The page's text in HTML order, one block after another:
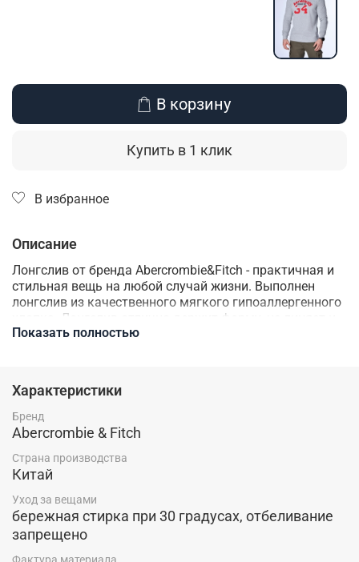
В корзину
Купить в 1 клик
В избранное
Описание
Лонгслив от бренда Abercrombie&Fitch - практичная и
стильная вещь на любой случай жизни. Выполнен
лонгслив из качественного мягкого гипоаллергенного
хлопка. Лонгслив отлично держит форму, не линяет и
не садится после многочисленных стирок. Материал
делает комфортным носку в любое время года.
Данная модель прекрасно подойдет для различных
образов в любом стиле. Стандартный крой посадки,
круглый вырез горловины и длинные рукава - это
прекрасно впишется в любой ваш повседневный
образ. Лонгслив можно надеть в качестве
самостоятельной вещи, либо в качестве нижнего слоя
для создания многослойного образа. Легко сочетается
с брюками и джинсами, кроссовками, кедами и
туфлями. Такой лонгслив станет отличной
составляющей вашего гардероба.
Показать полностью
Характеристики
Бренд
Abercrombie & Fitch
Страна производства
Китай
Уход за вещами
бережная стирка при 30 градусах, отбеливание
запрещено